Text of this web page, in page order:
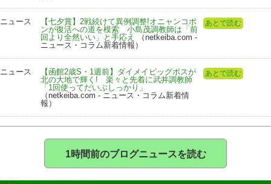
ニュース
【七夕賞】2戦続けて異例調整!オニャンコポ
ンが復活への道を模索 小島茂調教師は「前
回より全然いい」と手応え
（netkeiba.com -
ニュース・コラム新着情報）
あとで読む
ニュース
【函館2歳S・1週前】ダイメイビッグボスが
北の大地で輝く! 楽々と先着に武井調教師
「1回使ってだいぶしっかり」
（netkeiba.com - ニュース・コラム新着情
報）
あとで読む
1時間前のブログニュースを読む